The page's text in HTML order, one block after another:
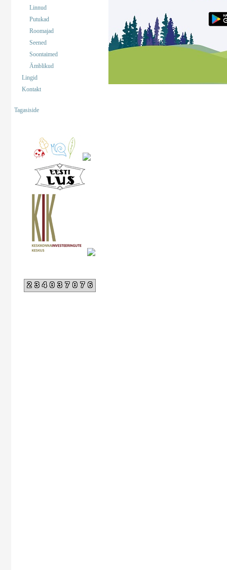
Linnud
Putukad
Roomajad
Seened
Soontaimed
Ämblikud
Lingid
Kontakt
Tagasiside
234037076